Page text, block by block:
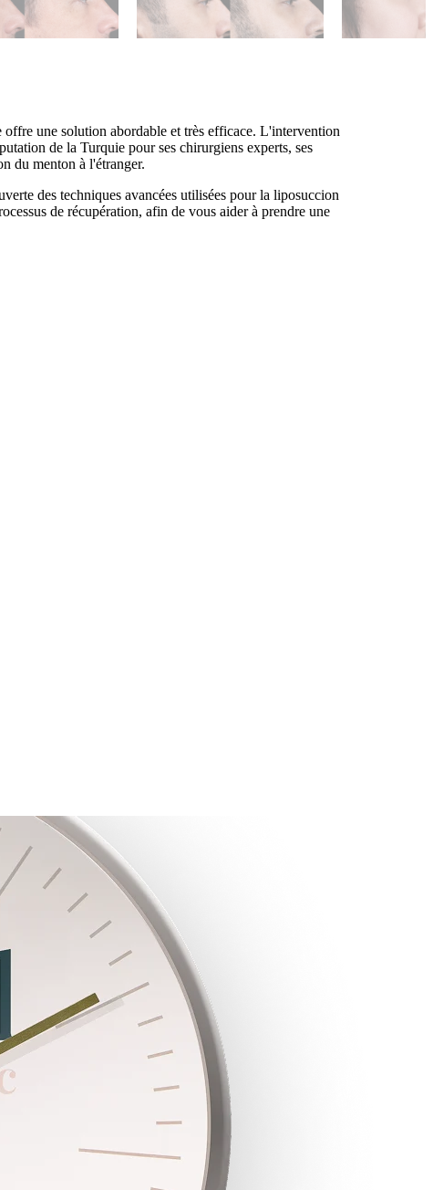
une solution abordable et très efficace. L'intervention
de la Turquie pour ses chirurgiens experts, ses
du menton à l'étranger.
des techniques avancées utilisées pour la liposuccion
de récupération, afin de vous aider à prendre une